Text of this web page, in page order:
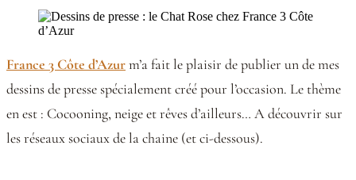
France 3 Côte d’Azurm’a fait le plaisir de publier un de mes
dessins de presse spécialement créé pour l’occasion. Le thème
en est : Cocooning, neige et rêves d’ailleurs… A découvrir sur
les réseaux sociaux de la chaine (et ci-dessous).